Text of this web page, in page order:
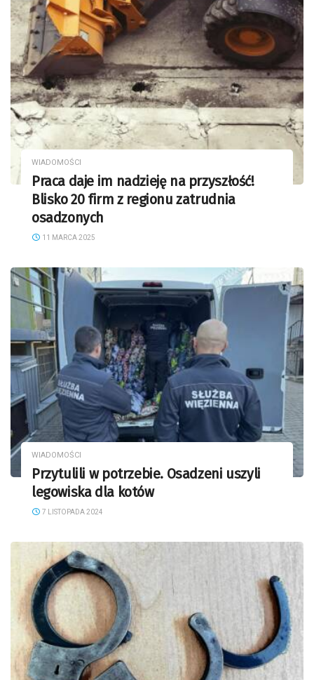
WIADOMOŚCI
Praca daje im nadzieję na przyszłość!
Blisko 20 firm z regionu zatrudnia
osadzonych
11 MARCA 2025
WIADOMOŚCI
Przytulili w potrzebie. Osadzeni uszyli
legowiska dla kotów
7 LISTOPADA 2024